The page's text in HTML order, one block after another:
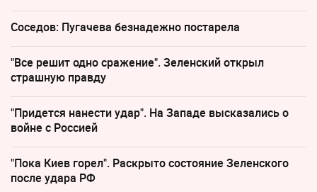
Соседов: Пугачева безнадежно постарела
"Все решит одно сражение". Зеленский открыл
страшную правду
"Придется нанести удар". На Западе высказались о
войне с Россией
"Пока Киев горел". Раскрыто состояние Зеленского
после удара РФ